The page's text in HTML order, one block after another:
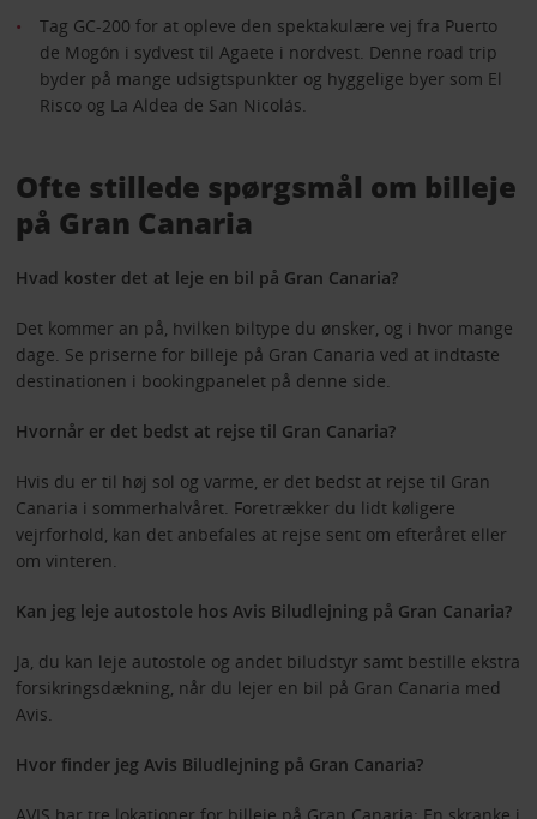
Tag GC-200 for at opleve den spektakulære vej fra Puerto
de Mogón i sydvest til Agaete i nordvest. Denne road trip
byder på mange udsigtspunkter og hyggelige byer som El
Risco og La Aldea de San Nicolás.
Ofte stillede spørgsmål om billeje
på Gran Canaria
Hvad koster det at leje en bil på Gran Canaria?
Det kommer an på, hvilken biltype du ønsker, og i hvor mange
dage. Se priserne for billeje på Gran Canaria ved at indtaste
destinationen i bookingpanelet på denne side.
Hvornår er det bedst at rejse til Gran Canaria?
Hvis du er til høj sol og varme, er det bedst at rejse til Gran
Canaria i sommerhalvåret. Foretrækker du lidt køligere
vejrforhold, kan det anbefales at rejse sent om efteråret eller
om vinteren.
Kan jeg leje autostole hos Avis Biludlejning på Gran Canaria?
Ja, du kan leje autostole og andet biludstyr samt bestille ekstra
forsikringsdækning, når du lejer en bil på Gran Canaria med
Avis.
Hvor finder jeg Avis Biludlejning på Gran Canaria?
AVIS har tre lokationer for billeje på Gran Canaria: En skranke i